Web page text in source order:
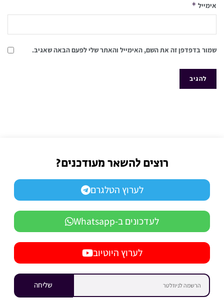
אימייל *
שמור בדפדפן זה את השם, האימייל והאתר שלי לפעם הבאה שאגיב.
רוצים להשאר מעודכנים?
לערוץ הטלגרם
לעדכונים ב-Whatsapp
לערוץ היוטיוב
שליחה